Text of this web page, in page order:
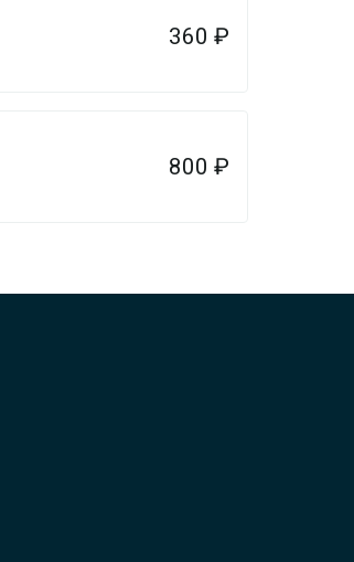
360 ₽
800 ₽